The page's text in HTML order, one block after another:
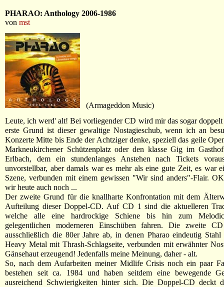
PHARAO: Anthology 2006-1986
von mst
(Armageddon Music)
Leute, ich werd' alt! Bei vorliegender CD wird mir das sogar
erste Grund ist dieser gewaltige Nostagieschub, wenn ich an
Konzerte Mitte bis Ende der Achtziger denke, speziell das geile
Markneukirchener Schützenplatz oder den klasse Gig im
Erlbach, dem ein stundenlanges Anstehen nach Tickets
unvorstellbar, aber damals war es mehr als eine gute Zeit, es war
Szene, verbunden mit einem gewissen "Wir sind anders"-Flair.
wir heute auch noch ...
Der zweite Grund für die knallharte Konfrontation mit dem
Aufteilung dieser Doppel-CD. Auf CD 1 sind die aktuelleren
welche alle eine hardrockige Schiene bis hin zum
gelegentlichen moderneren Einschüben fahren. Die zweite
ausschließlich die 80er Jahre ab, in denen Pharao eindeutig Stahl
Heavy Metal mit Thrash-Schlagseite, verbunden mit erwähnter
Gänsehaut erzeugend! Jedenfalls meine Meinung, daher - alt.
So, nach dem Aufarbeiten meiner Midlife Crisis noch ein paar
bestehen seit ca. 1984 und haben seitdem eine bewegende
ausreichend Schwierigkeiten hinter sich. Die Doppel-CD deckt